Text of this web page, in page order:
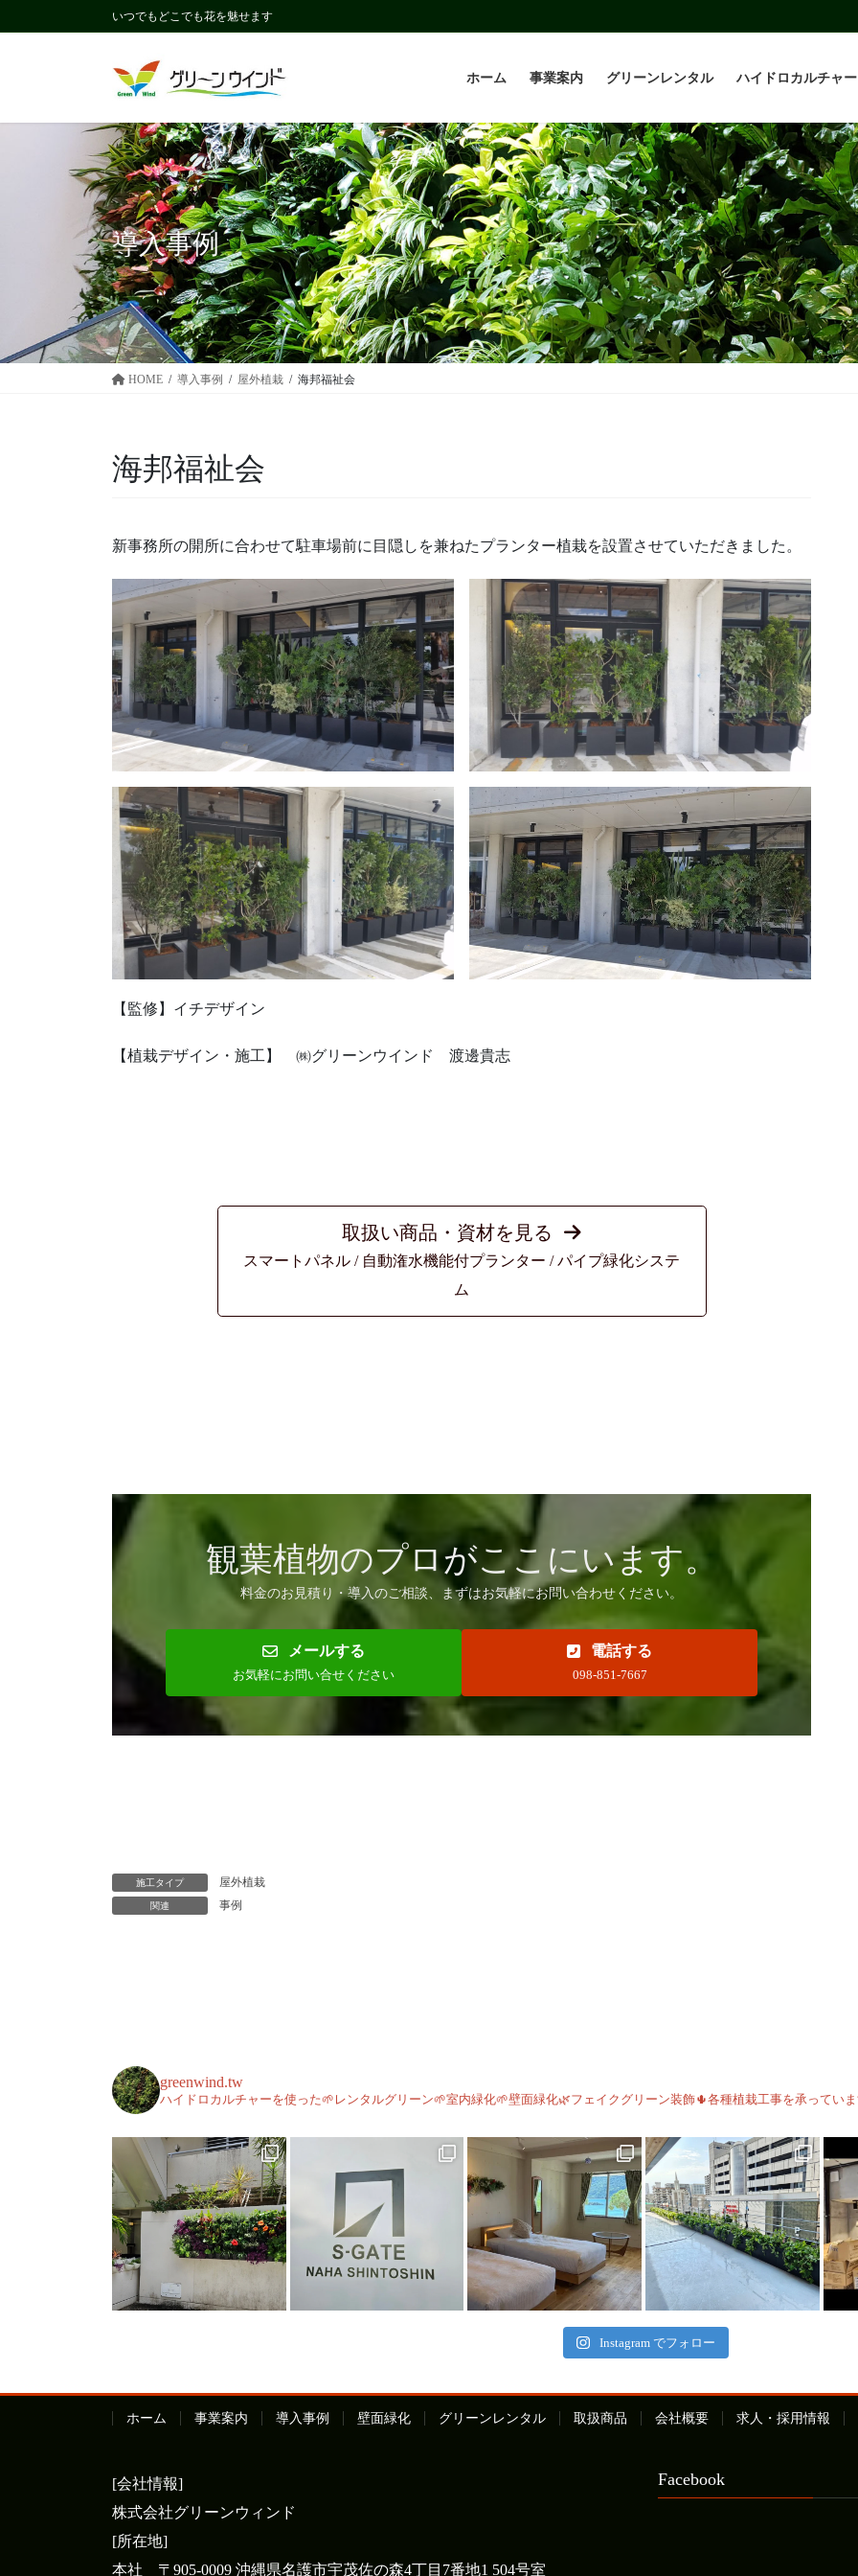
ン
に
ビ
ョ
いつでもどこでも花を魅せます
ホーム 事業案内 グリーンレンタル ハイドロカルチャー
導入事例
HOME 導入事例 屋外植栽 海邦福祉会
海邦福祉会
新事務所の開所に合わせて駐車場前に目隠しを兼ねたプランター植栽を設置させていただきました。
【監修】イチデザイン
【植栽デザイン・施工】 ㈱グリーンウインド 渡邊貴志
取扱い商品・資材を見る
スマートパネル / 自動潅水機能付プランター / パイプ緑化システ
ム
観葉植物のプロがここにいます。
料金のお見積り・導入のご相談、まずはお気軽にお問い合わせください。
メールする
お気軽にお問い合せください
電話する
098-851-7667
施工タイプ 屋外植栽
関連 事例
greenwind.tw
ハイドロカルチャーを使った🌱レンタルグリーン🌱室内緑化🌱壁面緑化🌿フェイクグリーン装飾🌵各種植栽工事を承ってい
Instagram でフォロー
ホーム 事業案内 導入事例 壁面緑化 グリーンレンタル 取扱商品 会社概要 求人・採用情報
[会社情報]
株式会社グリーンウィンド
[所在地]
本社 〒905-0009 沖縄県名護市宇茂佐の森4丁目7番地1 504号室
Facebook